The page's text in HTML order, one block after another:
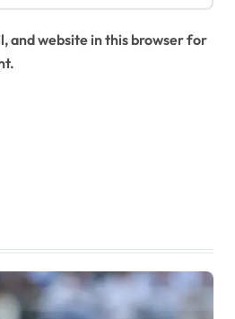
and website in this browser for